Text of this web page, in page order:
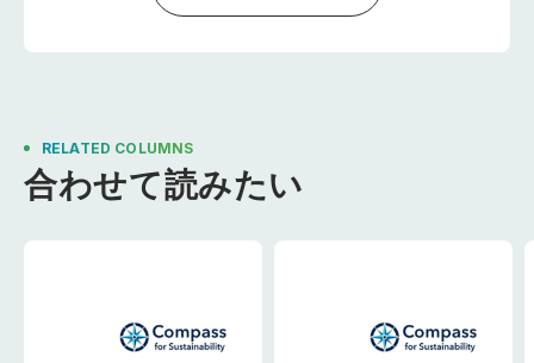
RELATED COLUMNS
合わせて読みたい